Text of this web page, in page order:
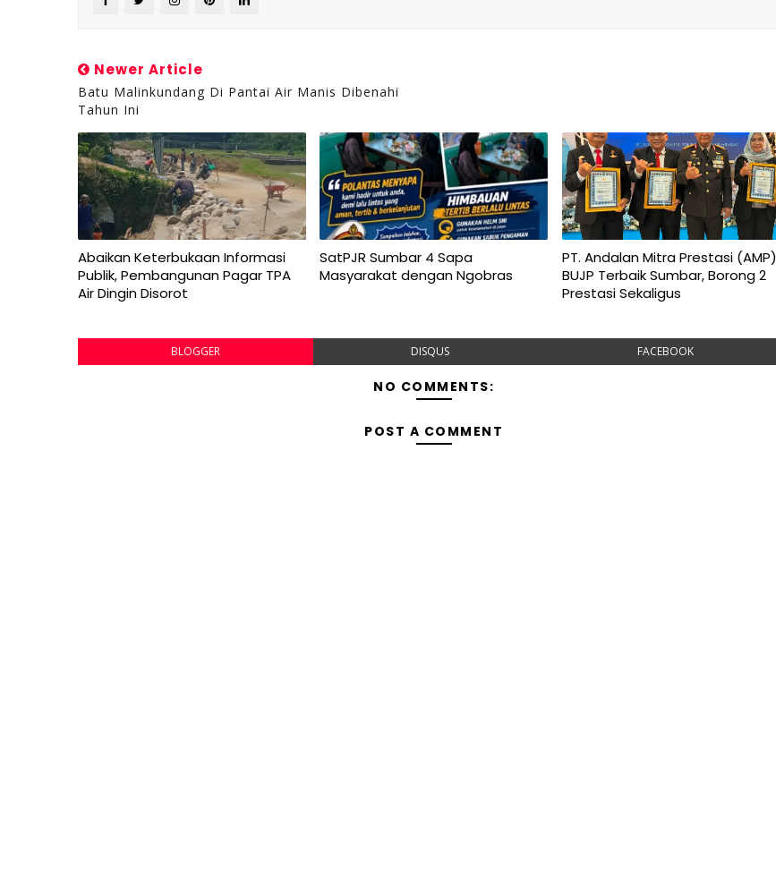
Newer Article
Batu Malinkundang Di Pantai Air Manis Dibenahi
Tahun Ini
Abaikan Keterbukaan Informasi
Publik, Pembangunan Pagar TPA
Air Dingin Disorot
SatPJR Sumbar 4 Sapa
Masyarakat dengan Ngobras
PT. Andalan Mitra Prestasi (AMP)
BUJP Terbaik Sumbar, Borong 2
Prestasi Sekaligus
BLOGGER DISQUS FACEBOOK
NO COMMENTS:
POST A COMMENT